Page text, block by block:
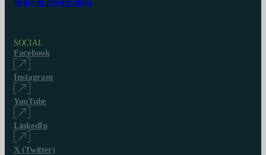
Wine in Moderation
SOCIAL
Facebook
Instagram
YouTube
LinkedIn
X (Twitter)